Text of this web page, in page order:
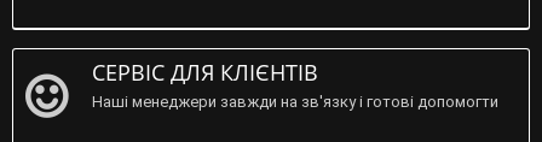
СЕРВІС ДЛЯ КЛІЄНТІВ
Наші менеджери завжди на зв'язку і готові допомогти